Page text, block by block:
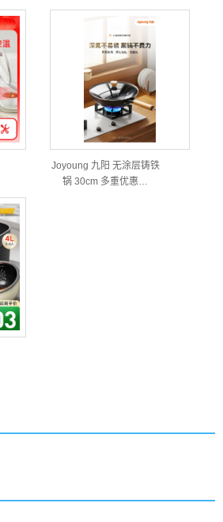
Joyoung 九阳 无涂层铸铁
锅 30cm 多重优惠…